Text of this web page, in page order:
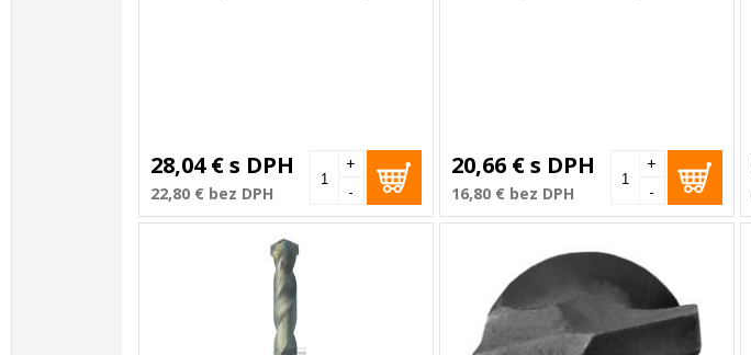
28,04 €s DPH
22,80 € bez DPH -
+ 20,66 €s DPH
16,80 € bez DPH -
+